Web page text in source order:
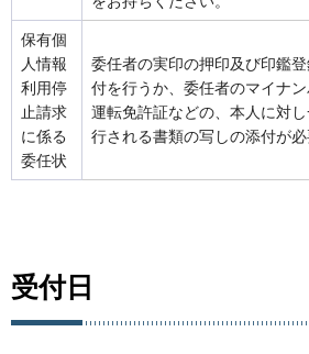
保有個
人情報
利用停
止請求
に係る
委任状
委任者の実印の押印及び印鑑
付を行うか、委任者のマイナ
運転免許証などの、本人に対
行される書類の写しの添付が必
受付日